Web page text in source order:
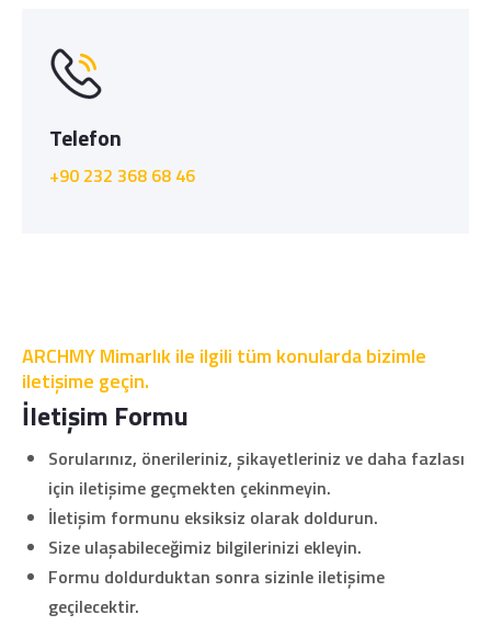
Telefon
+90 232 368 68 46
ARCHMY Mimarlık ile ilgili tüm konularda bizimle
iletişime geçin.
İletişim Formu
Sorularınız, önerileriniz, şikayetleriniz ve daha fazlası
için iletişime geçmekten çekinmeyin.
İletişim formunu eksiksiz olarak doldurun.
Size ulaşabileceğimiz bilgilerinizi ekleyin.
Formu doldurduktan sonra sizinle iletişime
geçilecektir.